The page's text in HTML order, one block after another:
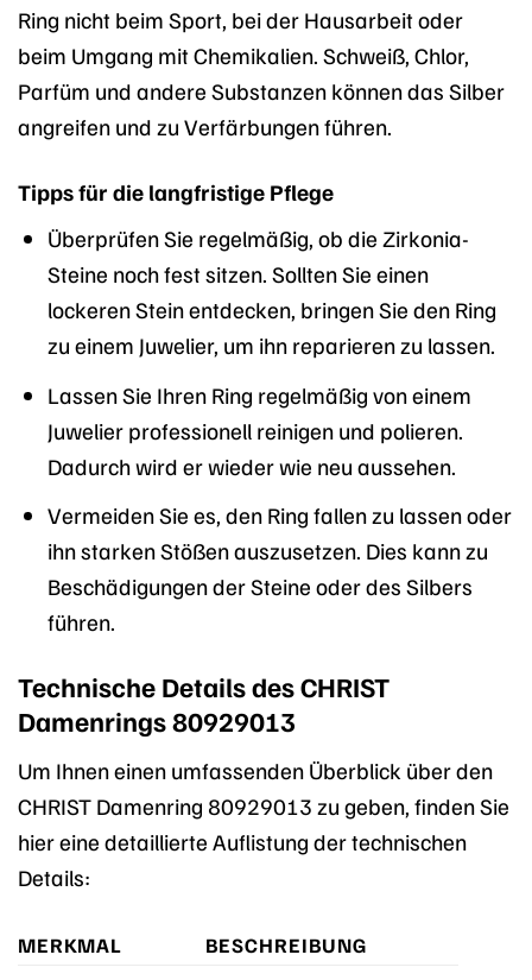
Ring nicht beim Sport, bei der Hausarbeit oder
beim Umgang mit Chemikalien. Schweiß, Chlor,
Parfüm und andere Substanzen können das Silber
angreifen und zu Verfärbungen führen.
Tipps für die langfristige Pflege
Überprüfen Sie regelmäßig, ob die Zirkonia-
Steine noch fest sitzen. Sollten Sie einen
lockeren Stein entdecken, bringen Sie den Ring
zu einem Juwelier, um ihn reparieren zu lassen.
Lassen Sie Ihren Ring regelmäßig von einem
Juwelier professionell reinigen und polieren.
Dadurch wird er wieder wie neu aussehen.
Vermeiden Sie es, den Ring fallen zu lassen oder
ihn starken Stößen auszusetzen. Dies kann zu
Beschädigungen der Steine oder des Silbers
führen.
Technische Details des CHRIST
Damenrings 80929013
Um Ihnen einen umfassenden Überblick über den
CHRIST Damenring 80929013 zu geben, finden Sie
hier eine detaillierte Auflistung der technischen
Details:
MERKMAL
BESCHREIBUNG